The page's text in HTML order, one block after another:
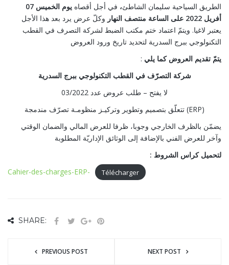
الطريق السياحية سليمان الشاطئ، في أجل أقصاه
يوم الخميس 07
أفريل 2022 على الساعة منتصف النهار
وكلّ عرض يرد بعد هذا الأجل
يعتبر لاغيا. ويتمّ اعتماد ختم مكتب الضبط لشركة التصرف في القطب
التكنولوجي ببرج السدرية لتحديد تاريخ ورود العروض
: يتمّ تقديم العروض كما يلي
شركة التصرّف في القطب التكنولوجيببرج السدرية
لا يفتح – طلب عروض عدد 03/2022
تتعلّق بتصميم وتطوير وتركيـز منظومـة تصرّف مندمجة (ERP)
يضمّن بالظرف الخارجي وجوبا، ظرفا للعرض المالي والضمان الوقتي
وآخر للعرض الفني بالإضافة إلى الوثائق الإداريّة المطلوبة
: لتحميل كراس الشروط
Cahier-des-charges-ERP-
Télécharger
SHARE:
PREVIOUS POST NEXT POST